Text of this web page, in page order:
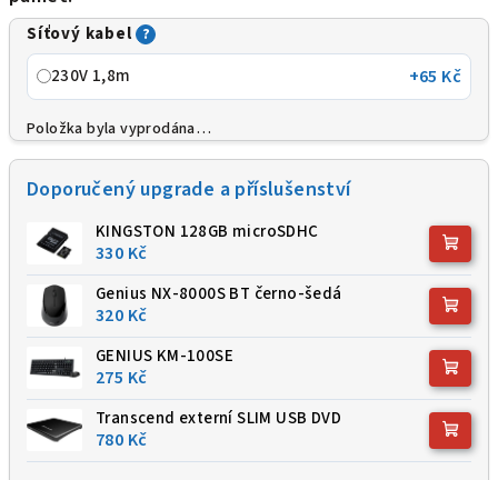
Síťový kabel ?
230V 1,8m +65 Kč
Položka byla vyprodána…
Doporučený upgrade a příslušenství
KINGSTON 128GB microSDHC
330 Kč
Genius NX-8000S BT černo-šedá
320 Kč
GENIUS KM-100SE
275 Kč
Transcend externí SLIM USB DVD
780 Kč